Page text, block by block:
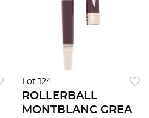
Lot 124
ROLLERBALL
MONTBLANC GREAT